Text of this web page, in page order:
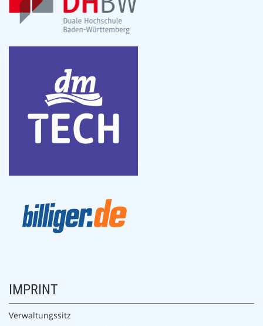
IMPRINT
Verwaltungssitz